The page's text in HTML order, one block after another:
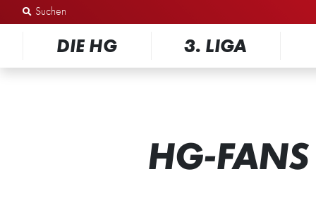
Zum Inhalt springen
DIE HG 3. LIGA
HG-